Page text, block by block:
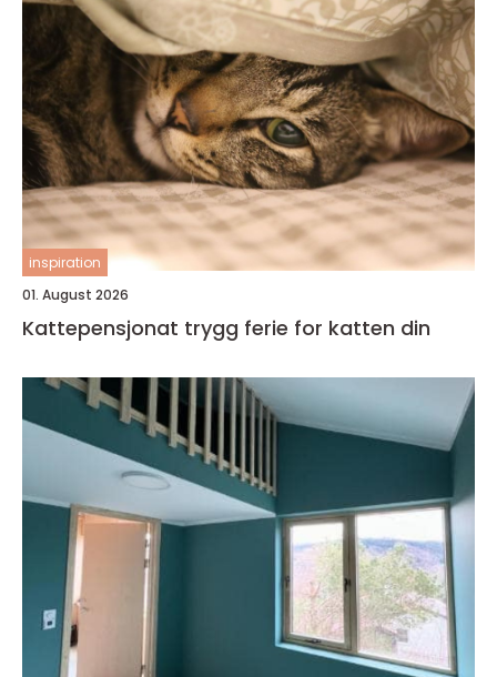
inspiration
01. August 2026
Kattepensjonat trygg ferie for katten din